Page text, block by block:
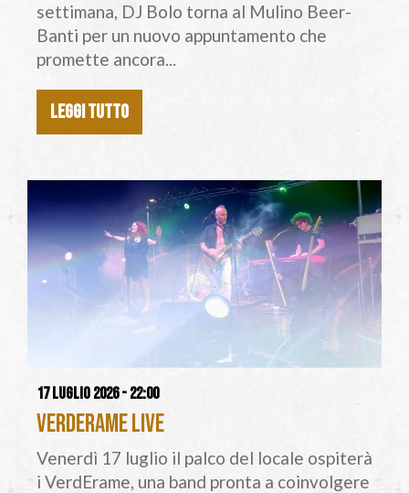
settimana, DJ Bolo torna al Mulino Beer-
Banti per un nuovo appuntamento che
promette ancora...
LEGGI TUTTO
17 luglio 2026 - 22:00
VerdErame live
Venerdì 17 luglio il palco del locale ospiterà
i VerdErame, una band pronta a coinvolgere